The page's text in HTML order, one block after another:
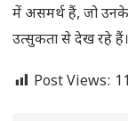
में असमर्थ हैं, जो
उत्सुकता से देख रहे हैं।
Post Views: